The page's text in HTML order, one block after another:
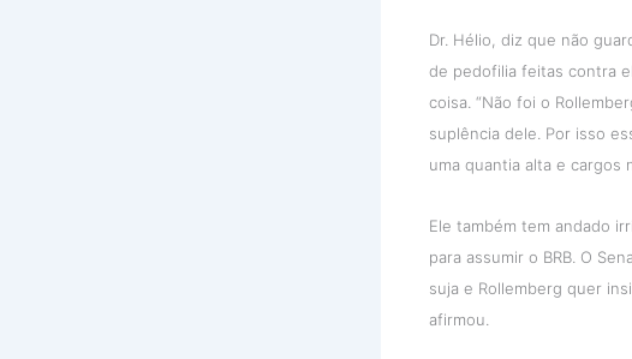
Dr. Hélio, diz que não
de pedofilia feitas contra
coisa. “Não foi o
suplência dele. Por isso
uma quantia alta e cargos
Ele também tem andado
para assumir o BRB. O
suja e Rollemberg quer
afirmou.